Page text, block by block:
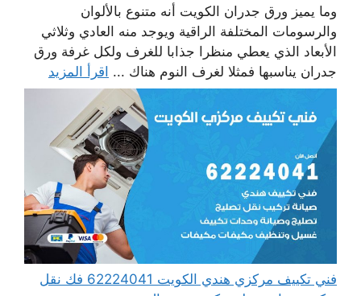
وما يميز ورق جدران الكويت أنه متنوع بالألوان
والرسومات المختلفة الراقية ويوجد منه العادي وثلاثي
الأبعاد الذي يعطي منظرا جذابا للغرف ولكل غرفة ورق
جدران يناسبها فمثلا لغرف النوم هناك ... اقرأ المزيد
فني تكييف مركزي هندي الكويت 62224041 فك نقل